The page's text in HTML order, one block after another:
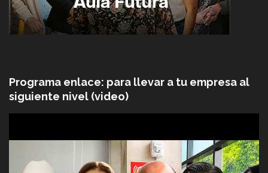
Programa enlace: para llevar a tu empresa al
siguiente nivel (video)